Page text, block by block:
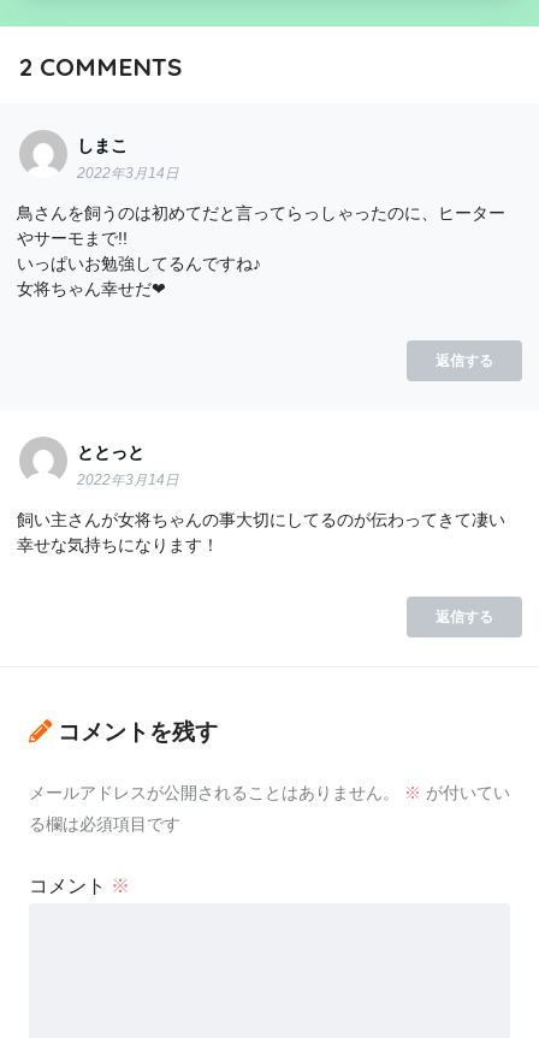
2 COMMENTS
しまこ
2022年3月14日
鳥さんを飼うのは初めてだと言ってらっしゃったのに、ヒーター
やサーモまで!!
いっぱいお勉強してるんですね♪
女将ちゃん幸せだ❤
返信する
ととっと
2022年3月14日
飼い主さんが女将ちゃんの事大切にしてるのが伝わってきて凄い
幸せな気持ちになります！
返信する
コメントを残す
メールアドレスが公開されることはありません。 ※ が付いてい
る欄は必須項目です
コメント ※